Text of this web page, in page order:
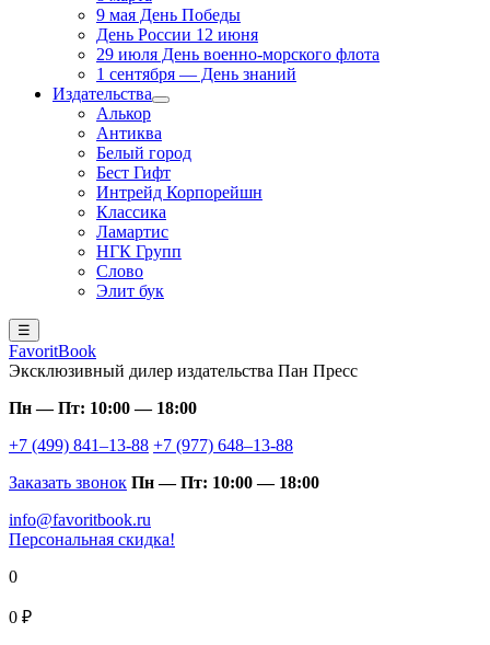
9 мая День Победы
День России 12 июня
29 июля День военно-морского флота
1 сентября — День знаний
Издательства
Алькор
Антиква
Белый город
Бест Гифт
Интрейд Корпорейшн
Классика
Ламартис
НГК Групп
Слово
Элит бук
☰
FavoritBook
Эксклюзивный дилер издательства Пан Пресс
Пн — Пт: 10:00 — 18:00
+7 (499) 841–13-88 +7 (977) 648–13-88
Заказать звонок Пн — Пт: 10:00 — 18:00
info@favoritbook.ru
Персональная скидка!
0
0 ₽